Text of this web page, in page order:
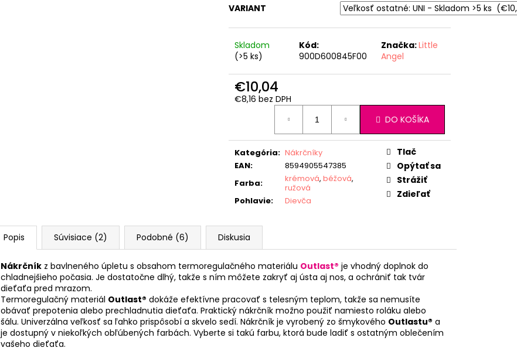
VARIANT
Skladom
(>5 ks)
Kód:
900D600845F00
Značka:Little
Angel
€10,04
€8,16 bez DPH
DO KOŠÍKA
Kategória: Nákrčníky
EAN:
8594905547385
Farba: krémová, béžová,
ružová
Pohlavie: Dievča
Tlač
Opýtať sa
Strážiť
Zdieľať
Popis Súvisiace (2) Podobné (6) Diskusia
Nákrčník z bavlneného úpletu s obsahom termoregulačného materiálu Outlast® je vhodný doplnok do
chladnejšieho počasia. Je dostatočne dlhý, takže s ním môžete zakryť aj ústa aj nos, a ochrániť tak tvár
dieťaťa pred mrazom.
Termoregulačný materiál Outlast® dokáže efektívne pracovať s telesným teplom, takže sa nemusíte
obávať prepotenia alebo prechladnutia dieťaťa. Praktický nákrčník možno použiť namiesto roláku alebo
šálu. Univerzálna veľkosť sa ľahko prispôsobí a skvelo sedí. Nákrčník je vyrobený zo šmykového Outlastu® a
je dostupný v niekoľkých obľúbených farbách. Vyberte si takú farbu, ktorá bude ladiť s ostatným oblečením
vašeho dieťaťa.